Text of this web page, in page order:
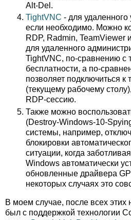
Alt-Del.
TightVNC - для
если необходимо. Можно
RDP, Radmin,
для удаленного
TightVNC, по-сравнению с
бесплатности, а по-
позволяет подключиться к
(текущему рабочему
RDP-сессию.
Также можно
(Destroy-Windows-10-
системы, например,
блокировки
ситуации, когда
Windows автоматически
обновленные драйвера
некоторых случаях это
В моем случае, после всех этих
был с поддержкой технологии